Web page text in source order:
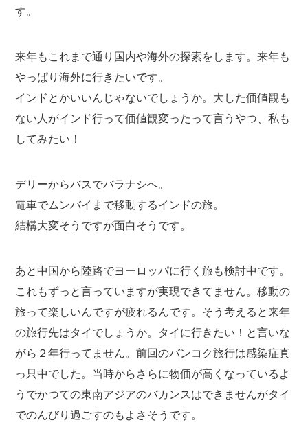
す。
来年もこれまで通り国内や海外の探索をします。来年も
やっぱり海外に行きたいです。
インドとかいいんじゃないでしょうか。大した価値観も
ない人がインド行って価値観変ったって言うやつ、私も
してみたい！
デリーからバスでバラナシへ。
電車でムンバイまで移動するインドの旅。
結構大変そうですが面白そうです。
あと中国から陸路でヨーロッパに行く旅も検討中です。
これもずっと言っていますが実現できてません。移動の
旅って楽しいんですが疲れるんです。そう考えると来年
の旅行先はタイでしょうか。タイに行きたい！と言いな
がら２年行ってません。前回のバンコク旅行は感染症真
っ只中でした。当時からさらに物価が高くなっているよ
うでかつての東南アジアのバカンスはできませんがタイ
でのんびり過ごすのもよさそうです。